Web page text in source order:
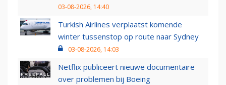
03-08-2026, 14:40
Turkish Airlines verplaatst komende
winter tussenstop op route naar Sydney
03-08-2026, 14:03
Netflix publiceert nieuwe documentaire
over problemen bij Boeing